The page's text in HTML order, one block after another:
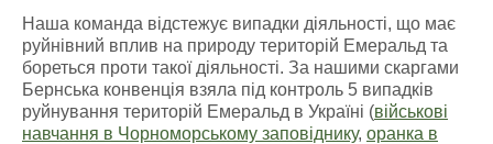
Наша команда відстежує випадки діяльності, що має
руйнівний вплив на природу територій Емеральд та
бореться проти такої діяльності. За нашими скаргами
Бернська конвенція взяла під контроль 5 випадків
руйнування територій Емеральд в Україні (військові
навчання в Чорноморському заповіднику, оранка в